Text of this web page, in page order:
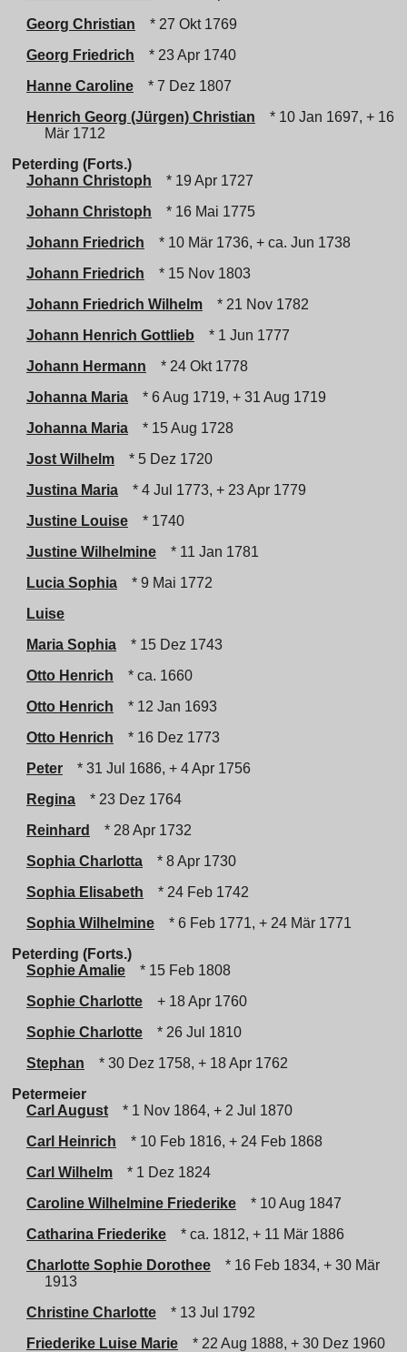
Georg Christian
* 27 Okt 1769
Georg Friedrich
* 23 Apr 1740
Hanne Caroline
* 7 Dez 1807
Henrich Georg (Jürgen) Christian
* 10 Jan 1697, + 16
Mär 1712
Peterding (Forts.)
Johann Christoph
* 19 Apr 1727
Johann Christoph
* 16 Mai 1775
Johann Friedrich
* 10 Mär 1736, + ca. Jun 1738
Johann Friedrich
* 15 Nov 1803
Johann Friedrich Wilhelm
* 21 Nov 1782
Johann Henrich Gottlieb
* 1 Jun 1777
Johann Hermann
* 24 Okt 1778
Johanna Maria
* 6 Aug 1719, + 31 Aug 1719
Johanna Maria
* 15 Aug 1728
Jost Wilhelm
* 5 Dez 1720
Justina Maria
* 4 Jul 1773, + 23 Apr 1779
Justine Louise
* 1740
Justine Wilhelmine
* 11 Jan 1781
Lucia Sophia
* 9 Mai 1772
Luise
Maria Sophia
* 15 Dez 1743
Otto Henrich
* ca. 1660
Otto Henrich
* 12 Jan 1693
Otto Henrich
* 16 Dez 1773
Peter
* 31 Jul 1686, + 4 Apr 1756
Regina
* 23 Dez 1764
Reinhard
* 28 Apr 1732
Sophia Charlotta
* 8 Apr 1730
Sophia Elisabeth
* 24 Feb 1742
Sophia Wilhelmine
* 6 Feb 1771, + 24 Mär 1771
Peterding (Forts.)
Sophie Amalie
* 15 Feb 1808
Sophie Charlotte
+ 18 Apr 1760
Sophie Charlotte
* 26 Jul 1810
Stephan
* 30 Dez 1758, + 18 Apr 1762
Petermeier
Carl August
* 1 Nov 1864, + 2 Jul 1870
Carl Heinrich
* 10 Feb 1816, + 24 Feb 1868
Carl Wilhelm
* 1 Dez 1824
Caroline Wilhelmine Friederike
* 10 Aug 1847
Catharina Friederike
* ca. 1812, + 11 Mär 1886
Charlotte Sophie Dorothee
* 16 Feb 1834, + 30 Mär
1913
Christine Charlotte
* 13 Jul 1792
Friederike Luise Marie
* 22 Aug 1888, + 30 Dez 1960